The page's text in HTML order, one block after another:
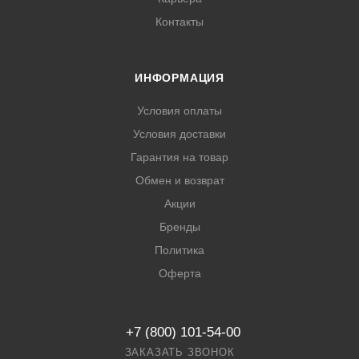
Контакты
ИНФОРМАЦИЯ
Условия оплаты
Условия доставки
Гарантия на товар
Обмен и возврат
Акции
Бренды
Политика
Оферта
+7 (800) 101-54-00
ЗАКАЗАТЬ ЗВОНОК